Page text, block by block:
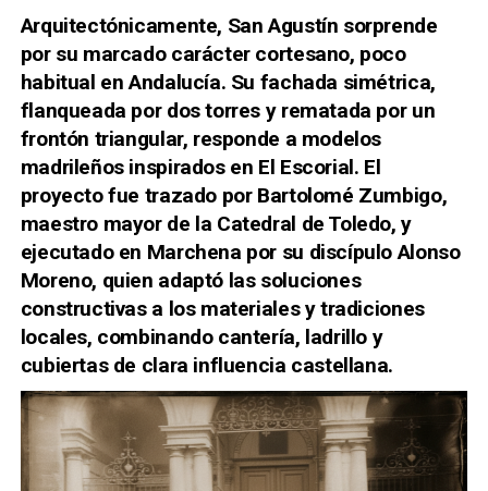
Arquitectónicamente, San Agustín sorprende
por su marcado carácter cortesano, poco
habitual en Andalucía. Su fachada simétrica,
flanqueada por dos torres y rematada por un
frontón triangular, responde a modelos
madrileños inspirados en El Escorial. El
proyecto fue trazado por Bartolomé Zumbigo,
maestro mayor de la Catedral de Toledo, y
ejecutado en Marchena por su discípulo Alonso
Moreno, quien adaptó las soluciones
constructivas a los materiales y tradiciones
locales, combinando cantería, ladrillo y
cubiertas de clara influencia castellana.